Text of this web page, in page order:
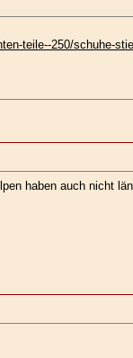
teile--250/schuhe-
haben auch nicht